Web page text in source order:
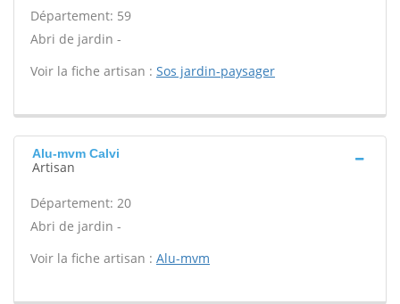
Département: 59
Abri de jardin -
Voir la fiche artisan : Sos jardin-paysager
Alu-mvm Calvi
Artisan
Département: 20
Abri de jardin -
Voir la fiche artisan : Alu-mvm